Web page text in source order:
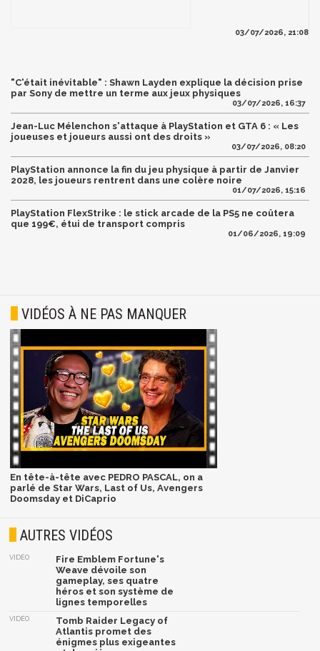
03/07/2026, 21:08
"C'était inévitable" : Shawn Layden explique la décision prise
par Sony de mettre un terme aux jeux physiques
03/07/2026, 16:37
Jean-Luc Mélenchon s'attaque à PlayStation et GTA 6 : « Les
joueuses et joueurs aussi ont des droits »
03/07/2026, 08:20
PlayStation annonce la fin du jeu physique à partir de Janvier
2028, les joueurs rentrent dans une colère noire
01/07/2026, 15:16
PlayStation FlexStrike : le stick arcade de la PS5 ne coûtera
que 199€, étui de transport compris
01/06/2026, 19:09
VIDÉOS À NE PAS MANQUER
En tête-à-tête avec PEDRO PASCAL, on a
parlé de Star Wars, Last of Us, Avengers
Doomsday et DiCaprio
AUTRES VIDÉOS
VIDÉO
Fire Emblem Fortune's
Weave dévoile son
gameplay, ses quatre
héros et son système de
lignes temporelles
VIDÉO
Tomb Raider Legacy of
Atlantis promet des
énigmes plus exigeantes